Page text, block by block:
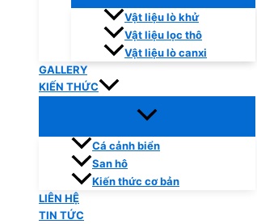
Vật liệu lò khử
Vật liệu lọc thô
Vật liệu lò canxi
GALLERY
KIẾN THỨC
Cá cảnh biển
San hô
Kiến thức cơ bản
LIÊN HỆ
TIN TỨC